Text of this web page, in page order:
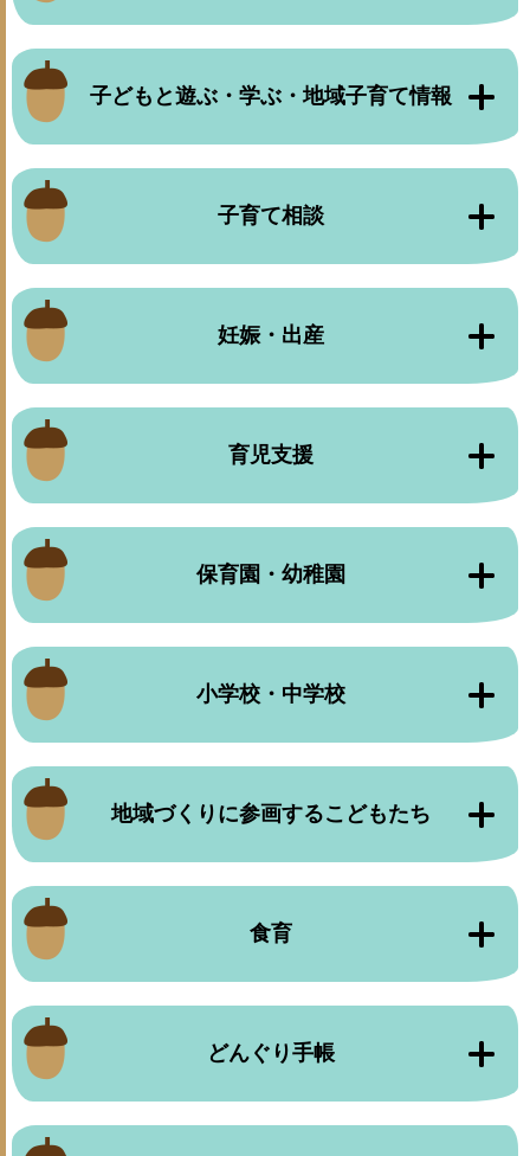
子どもと遊ぶ・学ぶ・地域子育て情報
子育て相談
妊娠・出産
育児支援
保育園・幼稚園
小学校・中学校
地域づくりに参画するこどもたち
食育
どんぐり手帳